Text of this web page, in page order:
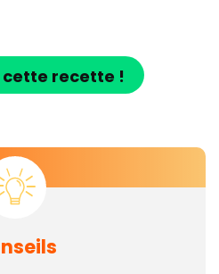
recette !